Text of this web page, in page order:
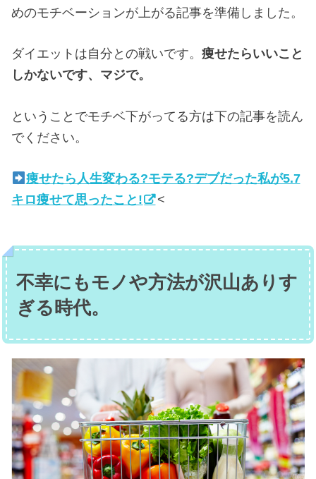
めのモチベーションが上がる記事を準備しました。
ダイエットは自分との戦いです。痩せたらいいこと
しかないです、マジで。
ということでモチベ下がってる方は下の記事を読ん
でください。
痩せたら人生変わる?モテる?デブだった私が5.7
キロ痩せて思ったこと!
<
不幸にもモノや方法が沢山ありす
ぎる時代。